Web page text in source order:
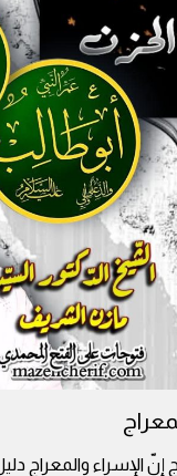
إنّ الإسراء والمعراج